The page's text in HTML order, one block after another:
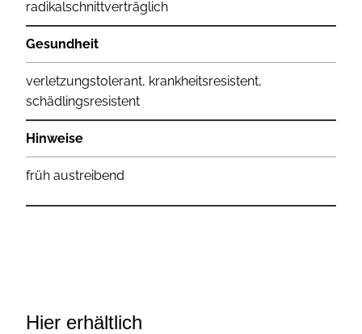
radikalschnittverträglich
Gesundheit
verletzungstolerant, krankheitsresistent,
schädlingsresistent
Hinweise
früh austreibend
Hier erhältlich